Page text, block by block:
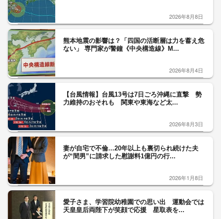
2026年8月8日
熊本地震の影響は？「四国の活断層は力を蓄え危
ない」 専門家が警鐘《中央構造線》M...
2026年8月4日
【台風情報】台風13号は7日ごろ沖縄に直撃 勢
力維持のおそれも 関東や東海など太...
2026年8月3日
妻が自宅で不倫…20年以上も裏切られ続けた夫
が“間男”に請求した慰謝料1億円の行...
2026年1月8日
愛子さま、学習院幼稚園での思い出 運動会では
天皇皇后両陛下が笑顔で応援 星取表を...